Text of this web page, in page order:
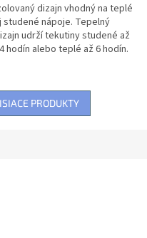
dizajn vhodný na teplé
studené nápoje. Tepelný
udrží tekutiny studené až
hodín alebo teplé až 6 hodín.
PRODUKTY